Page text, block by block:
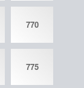
770
775